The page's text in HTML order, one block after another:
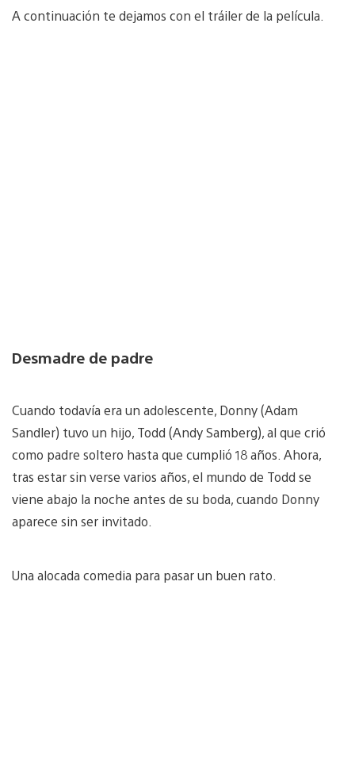
A continuación te dejamos con el tráiler de la película.
Desmadre de padre
Cuando todavía era un adolescente, Donny (Adam
Sandler) tuvo un hijo, Todd (Andy Samberg), al que crió
como padre soltero hasta que cumplió 18 años. Ahora,
tras estar sin verse varios años, el mundo de Todd se
viene abajo la noche antes de su boda, cuando Donny
aparece sin ser invitado.
Una alocada comedia para pasar un buen rato.